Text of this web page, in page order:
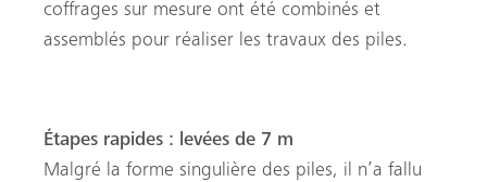
coffrages sur mesure ont été combinés et
assemblés pour réaliser les travaux des piles.
Étapes rapides : levées de 7 m
Malgré la forme singulière des piles, il n’a fallu